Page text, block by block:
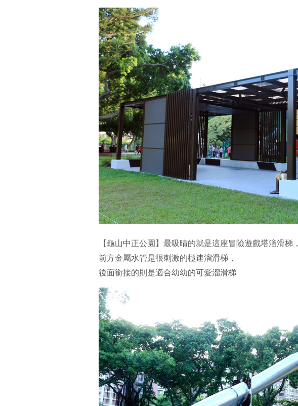
【龜山中正公園】最吸晴的就是這座冒險遊戲塔溜滑梯，
前方金屬水管是很刺激的極速溜滑梯，
後面銜接的則是適合幼幼的可愛溜滑梯